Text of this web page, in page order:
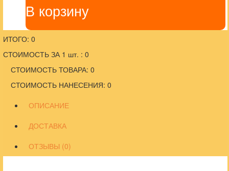
В корзину
ИТОГО: 0
СТОИМОСТЬ ЗА 1 шт. : 0
СТОИМОСТЬ ТОВАРА: 0
СТОИМОСТЬ НАНЕСЕНИЯ: 0
ОПИСАНИЕ
ДОСТАВКА
ОТЗЫВЫ (0)